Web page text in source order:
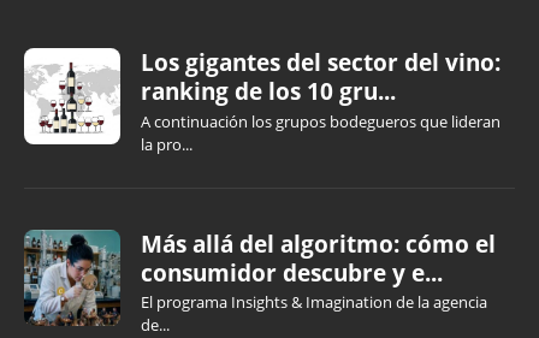
Los gigantes del sector del vino:
ranking de los 10 gru...
A continuación los grupos bodegueros que lideran
la pro...
Más allá del algoritmo: cómo el
consumidor descubre y e...
El programa Insights & Imagination de la agencia
de...